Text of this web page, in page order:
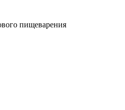
пищеварения